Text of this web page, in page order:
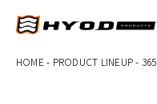
HOME - PRODUCT LINEUP- 365